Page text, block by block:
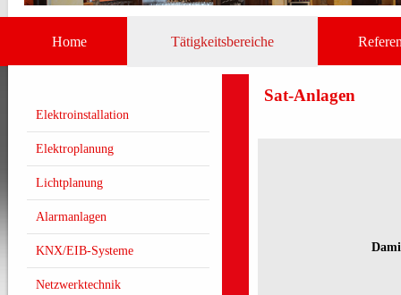
Home Tätigkeitsbereiche
Elektroinstallation
Elektroplanung
Lichtplanung
Alarmanlagen
KNX/EIB-Systeme
Netzwerktechnik
Sat-Anlagen